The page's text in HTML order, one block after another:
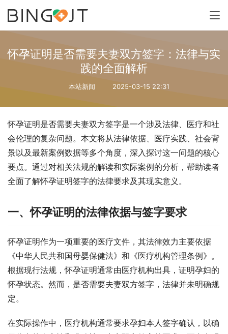
怀孕证明是否需要夫妻双方签字：法律与实
践的全面解析
本站新闻 2025-03-15 22:31
怀孕证明是否需要夫妻双方签字是一个涉及法律、医疗和社
会伦理的复杂问题。本文将从法律依据、医疗实践、社会背
景以及最新案例数据等多个角度，深入探讨这一问题的核心
要点。通过对相关法规的解读和实际案例的分析，帮助读者
全面了解怀孕证明签字的法律要求及其现实意义。
一、怀孕证明的法律依据与签字要求
怀孕证明作为一项重要的医疗文件，其法律效力主要依据
《中华人民共和国母婴保健法》和《医疗机构管理条例》。
根据现行法规，怀孕证明通常由医疗机构出具，证明孕妇的
怀孕状态。然而，是否需要夫妻双方签字，法律并未明确规
定。
在实际操作中，医疗机构通常要求孕妇本人签字确认，以确